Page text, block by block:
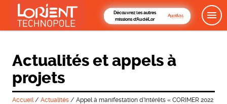
Découvrez les autres
missions d'AudéLor
Actualités et appels à
projets
Accueil/ Actualités/ Appel à manifestation d’intérêts « CORIMER 2022